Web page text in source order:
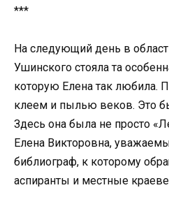
***
На следующий день в
Ушинского стояла та
которую Елена так любила.
клеем и пылью веков. Это
Здесь она была не просто
Елена Викторовна,
библиограф, к которому
аспиранты и местные